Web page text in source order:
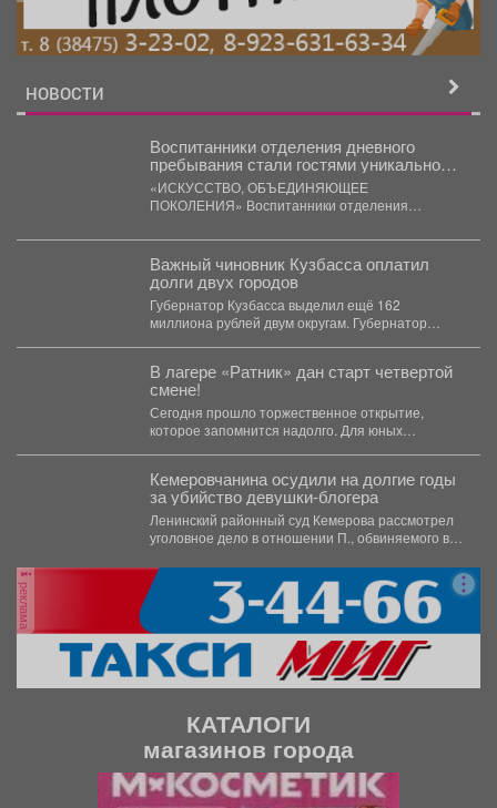
НОВОСТИ
Воспитанники отделения дневного
пребывания стали гостями уникальной
художественной выставки.
«ИСКУССТВО, ОБЪЕДИНЯЮЩЕЕ
ПОКОЛЕНИЯ» Воспитанники отделения
художественной выставки. Для ребят...
Важный чиновник Кузбасса оплатил
долги двух городов
Губернатор Кузбасса выделил ещё 162
миллиона рублей двум округам. Губернатор
В лагере «Ратник» дан старт четвертой
смене!
Сегодня прошло торжественное открытие,
которое запомнится надолго. Для юных
Кемеровчанина осудили на долгие годы
за убийство девушки-блогера
Ленинский районный суд Кемерова рассмотрел
уголовное дело в отношении П., обвиняемого в
реклама
КАТАЛОГИ
магазинов города